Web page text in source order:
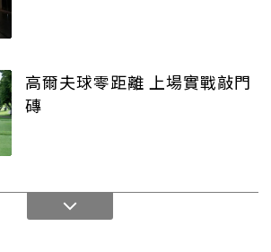
高爾夫球零距離 上場實戰敲門
磚